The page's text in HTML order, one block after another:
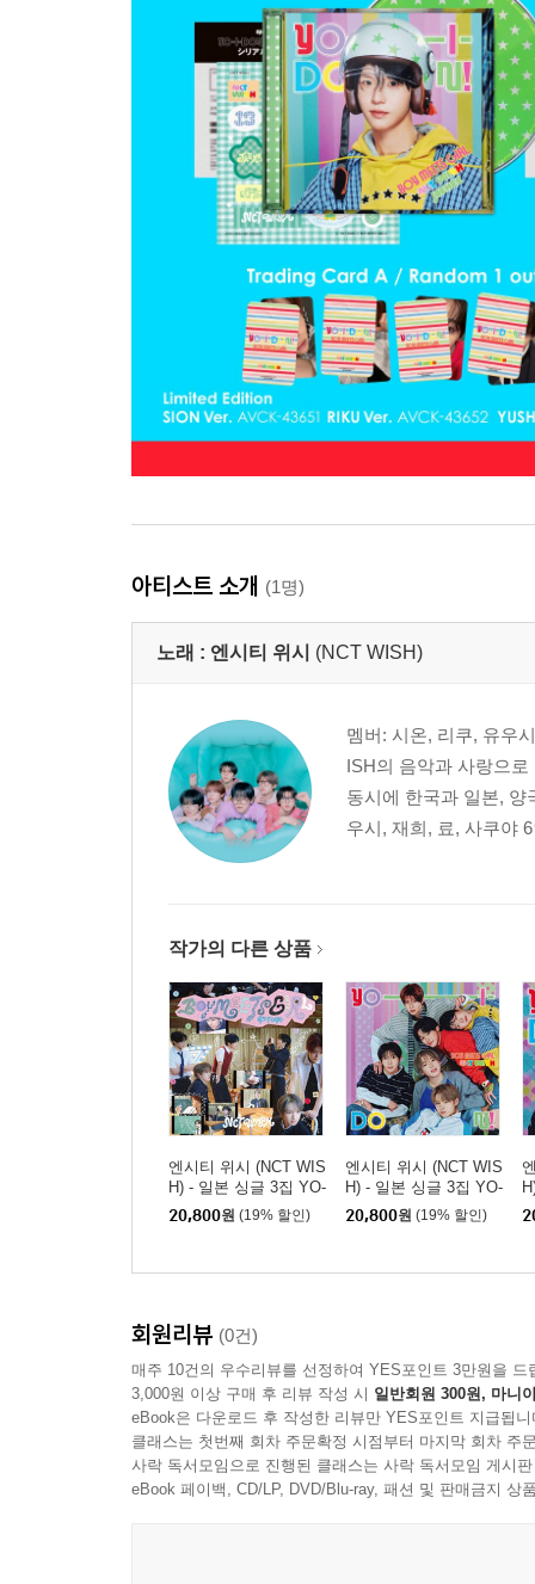
아티스트 소개 (1명)
노래 : 엔시티 위시 (NCT WISH)
멤버: 시온, 리쿠, 유우
ISH의 음악과 사랑으
동시에 한국과 일본, 양
우시, 재희, 료, 사쿠야
작가의 다른 상품
엔시티 위시 (NCT WIS
H) - 일본 싱글 3집 YO-
I-DON! / BOY MEETS
GIRL [통상판 BOY ME
20,800원 (19% 할인)
엔시티 위시 (NCT WIS
H) - 일본 싱글 3집 YO-
I-DON! / BOY MEETS
GIRL [통상판 YO-I-DO
20,800원 (19% 할인)
회원리뷰 (0건)
매주 10건의 우수리뷰를 선정하여 YES포인트 3만원을 드
3,000원 이상 구매 후 리뷰 작성 시 일반회원 300원, 마니
eBook은 다운로드 후 작성한 리뷰만 YES포인트 지급됩니
클래스는 첫번째 회차 주문확정 시점부터 마지막 회차 주
사락 독서모임으로 진행된 클래스는 사락 독서모임 게시
eBook 페이백, CD/LP, DVD/Blu-ray, 패션 및 판매금지 상